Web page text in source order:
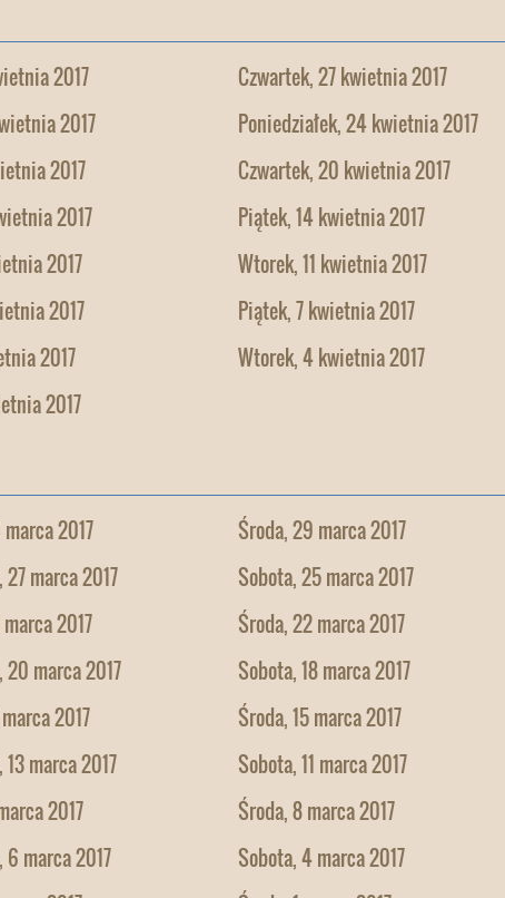
2017
Czwartek, 27 kwietnia 2017
2017
Poniedziałek, 24 kwietnia 2017
2017
Czwartek, 20 kwietnia 2017
2017
Piątek, 14 kwietnia 2017
2017
Wtorek, 11 kwietnia 2017
2017
Piątek, 7 kwietnia 2017
2017
Wtorek, 4 kwietnia 2017
2017
2017
Środa, 29 marca 2017
27 marca 2017
Sobota, 25 marca 2017
2017
Środa, 22 marca 2017
20 marca 2017
Sobota, 18 marca 2017
2017
Środa, 15 marca 2017
13 marca 2017
Sobota, 11 marca 2017
2017
Środa, 8 marca 2017
6 marca 2017
Sobota, 4 marca 2017